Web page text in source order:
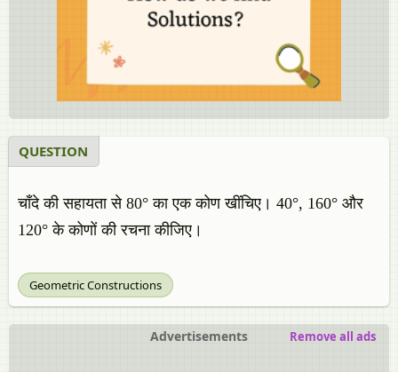
QUESTION
चाँदे की सहायता से 80° का एक कोण खींचिए। 40°, 160° और
120° के कोणों की रचना कीजिए।
Geometric Constructions
Advertisements Remove all ads